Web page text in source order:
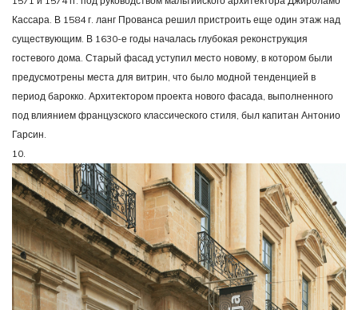
Кассара. В 1584 г. ланг Прованса решил пристроить еще один этаж над
существующим. В 1630-е годы началась глубокая реконструкция
гостевого дома. Старый фасад уступил место новому, в котором были
предусмотрены места для витрин, что было модной тенденцией в
период барокко. Архитектором проекта нового фасада, выполненного
под влиянием французского классического стиля, был капитан Антонио
Гарсин.
10.